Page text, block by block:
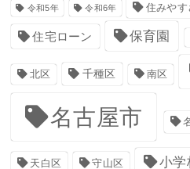
令和5年 令和6年 住みやす
住宅ローン 保育園
北区 千種区 南区
名古屋市
天白区 守山区 小学